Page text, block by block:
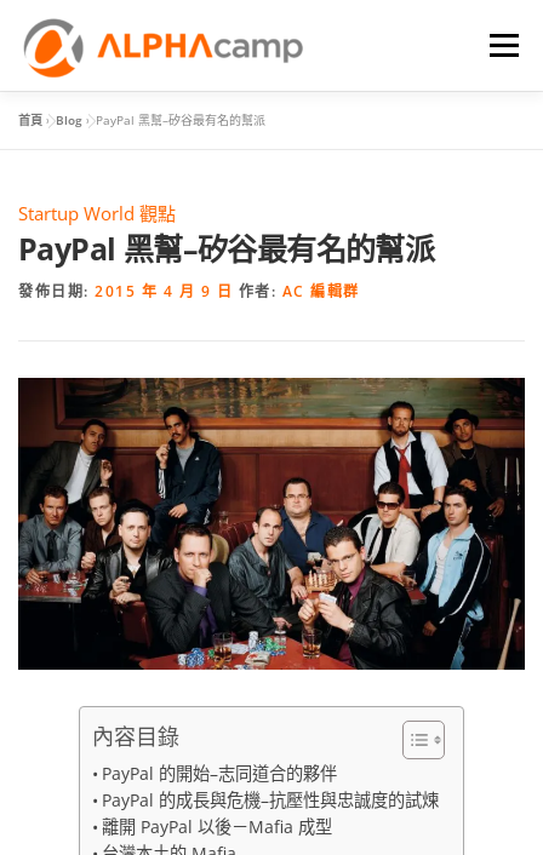
選單
FAQ
首頁 »Blog »PayPal 黑幫–矽谷最有名的幫派
Startup World 觀點
PayPal 黑幫–矽谷最有名的幫派
發佈日期: 2015 年 4 月 9 日 作者: AC 編輯群
內容目錄
PayPal 的開始–志同道合的夥伴
PayPal 的成長與危機–抗壓性與忠誠度的試煉
離開 PayPal 以後－Mafia 成型